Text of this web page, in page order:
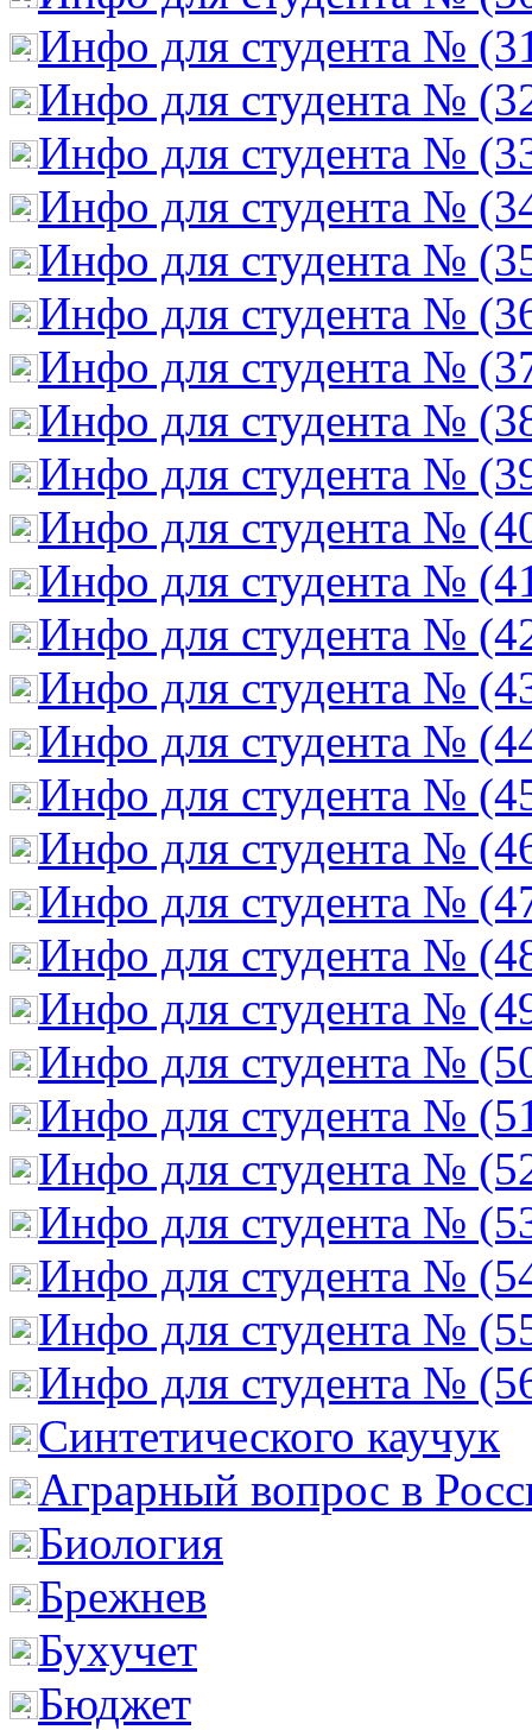
Инфо для студента №
Инфо для студента №
Инфо для студента №
Инфо для студента №
Инфо для студента №
Инфо для студента №
Инфо для студента №
Инфо для студента №
Инфо для студента №
Инфо для студента №
Инфо для студента №
Инфо для студента №
Инфо для студента №
Инфо для студента №
Инфо для студента №
Инфо для студента №
Инфо для студента №
Инфо для студента №
Инфо для студента №
Инфо для студента №
Инфо для студента №
Инфо для студента №
Инфо для студента №
Инфо для студента №
Инфо для студента №
Инфо для студента №
Cинтетического каучук
Аграрный вопрос в
Биология
Брежнев
Бухучет
Бюджет